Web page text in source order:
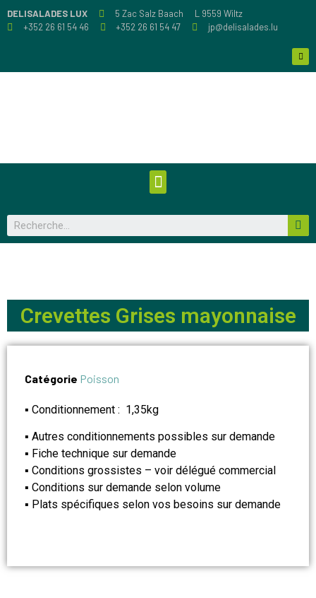
DELISALADES LUX 5 Zac Salz Baach
L 9559 Wiltz
+352 26 61 54 46
+352 26 61 54 47 jp@delisalades.lu
Crevettes Grises mayonnaise
Catégorie Poisson
▪ Conditionnement : 1,35kg
▪ Autres conditionnements possibles sur demande
▪ Fiche technique sur demande
▪ Conditions grossistes – voir délégué commercial
▪ Conditions sur demande selon volume
▪ Plats spécifiques selon vos besoins sur demande